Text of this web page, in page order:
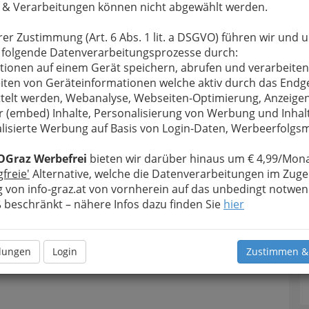
& Verarbeitungen können nicht abgewählt werden.
Zustimmung (Art. 6 Abs. 1 lit. a DSGVO) führen wir und
Datenverarbeitungsprozesse durch:
auf einem Gerät speichern, abrufen und
von Geräteinformationen welche aktiv durch das
werden, Webanalyse, Webseiten-Optimierung,
(embed) Inhalte, Personalisierung von Werbung und
Werbung auf Basis von Login-Daten,
Werbefrei bieten wir darüber hinaus um € 4,99/
Alternative, welche die Datenverarbeitungen im
von info-graz.at von vornherein auf das unbedingt
beschränkt – nähere Infos dazu finden Sie hier
Login Zustimmen
001